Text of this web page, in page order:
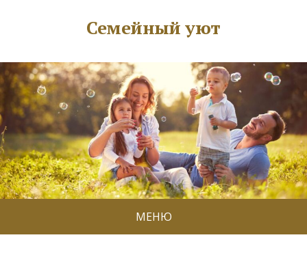
Семейный уют
МЕНЮ